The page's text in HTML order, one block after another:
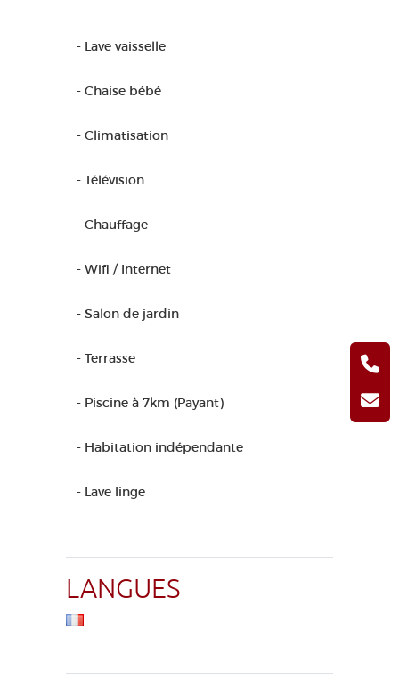
- Lave vaisselle
- Chaise bébé
- Climatisation
- Télévision
- Chauffage
- Wifi / Internet
- Salon de jardin
- Terrasse
- Piscine à 7km (Payant)
- Habitation indépendante
- Lave linge
LANGUES